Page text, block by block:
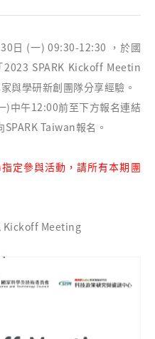
日 (一) 09:30-12:30 ，於國
SPARK Kickoff Meetin
與學研新創團隊分享經驗。
)中午12:00前至下方報名連結
SPARK Taiwan報名。
定參與活動，請所有本期團
Kickoff Meeting